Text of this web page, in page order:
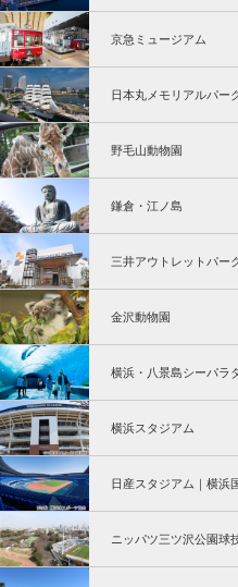
京急ミュージアム
日本丸メモリアルパー
野毛山動物園
鎌倉・江ノ島
三井アウトレットパー
金沢動物園
横浜・八景島シーパラ
横浜スタジアム
日産スタジアム｜横浜
ニッパツ三ツ沢公園球